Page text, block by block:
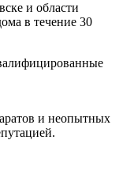
и области
в течение 30
и неопытных